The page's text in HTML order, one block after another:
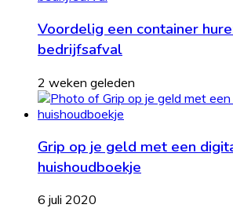
Voordelig een container
bedrijfsafval
2 weken geleden
Grip op je geld met een
huishoudboekje
6 juli 2020